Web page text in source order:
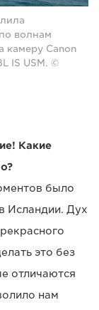
волнам
камеру Canon
IS USM. ©
Какие
было
Исландии. Дух
это без
отличаются
нам